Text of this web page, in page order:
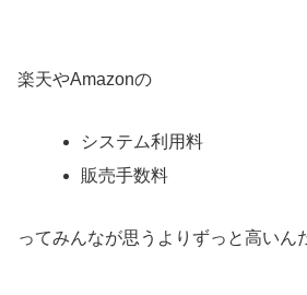
楽天やAmazonの
システム利用料
販売手数料
ってみんなが思うよりずっと高いん